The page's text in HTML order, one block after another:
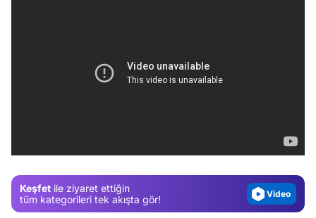
Keşfet ile ziyaret ettiğin
tüm kategorileri tek akışta gör!
Gündem
Video